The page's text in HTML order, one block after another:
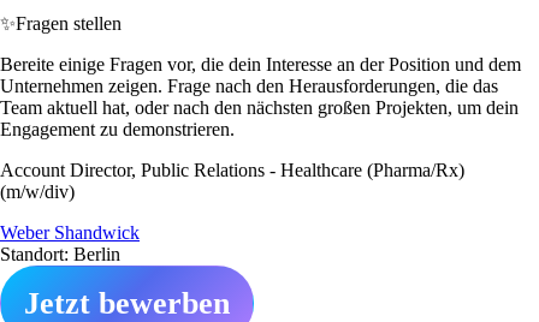
✨Fragen stellen
Bereite einige Fragen vor, die dein Interesse an der Position und dem
Unternehmen zeigen. Frage nach den Herausforderungen, die das
Team aktuell hat, oder nach den nächsten großen Projekten, um dein
Engagement zu demonstrieren.
Account Director, Public Relations - Healthcare (Pharma/Rx)
(m/w/div)
Weber Shandwick
Standort: Berlin
Jetzt bewerben